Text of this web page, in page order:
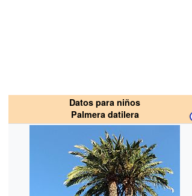
Datos para niños
Palmera datilera